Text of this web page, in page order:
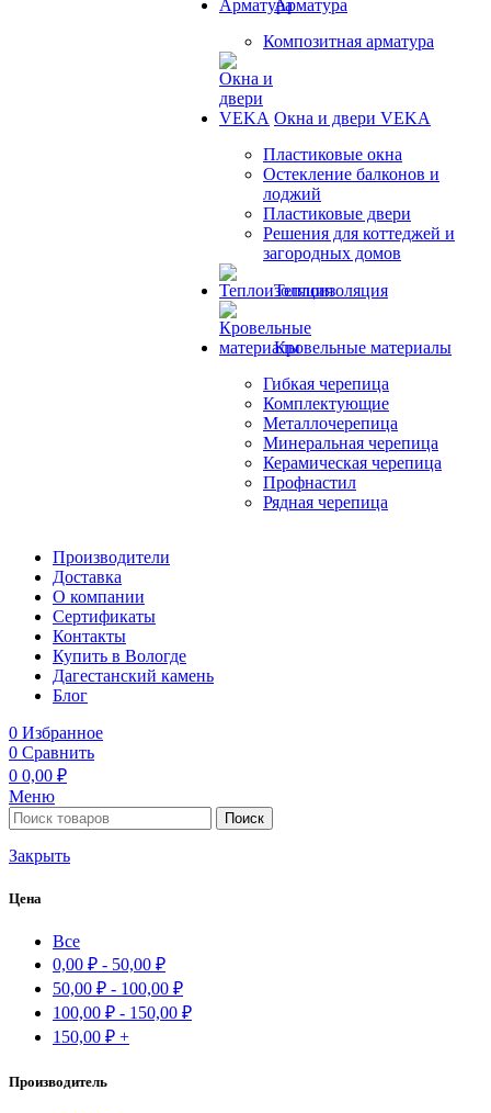
Арматура
Композитная арматура
Окна и двери VEKA
Пластиковые окна
Остекление балконов и
лоджий
Пластиковые двери
Решения для коттеджей и
загородных домов
Теплоизоляция
Кровельные материалы
Гибкая черепица
Комплектующие
Металлочерепица
Минеральная черепица
Керамическая черепица
Профнастил
Рядная черепица
Производители
Доставка
О компании
Сертификаты
Контакты
Купить в Вологде
Дагестанский камень
Блог
0 Избранное
0 Сравнить
0 0,00 ₽
Меню
Поиск
Закрыть
Цена
Все
0,00 ₽ - 50,00 ₽
50,00 ₽ - 100,00 ₽
100,00 ₽ - 150,00 ₽
150,00 ₽ +
Производитель